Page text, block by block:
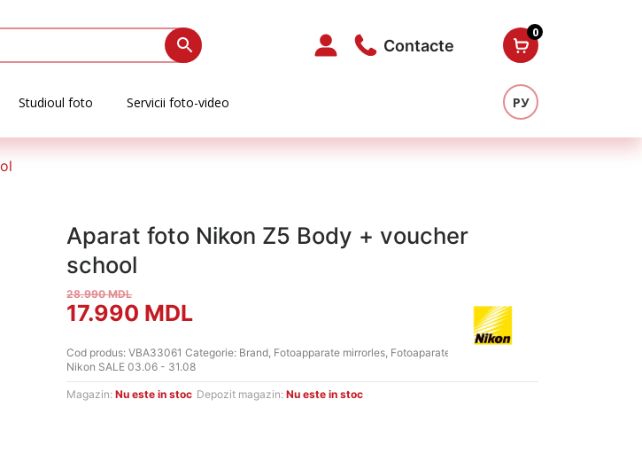
Contacte
0
Studioul foto Servicii foto-video РУ
Aparat foto Nikon Z5 Body + voucher
school
28.990MDL
Prețul
inițial
a
17.990 MDLPrețul
curent
este:
Cod produs:VBA33061Categorie: Brand, Fotoapparate mirrorles, Fotoaparate
Nikon SALE 03.06 - 31.08
Magazin:Nu este in stoc Depozit magazin:Nu este in stoc